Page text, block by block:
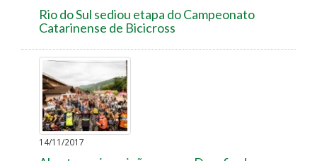
Rio do Sul sediou etapa do Campeonato
Catarinense de Bicicross
14/11/2017